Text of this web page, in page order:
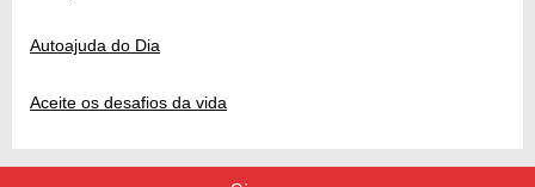
Autoajuda do Dia
Aceite os desafios da vida